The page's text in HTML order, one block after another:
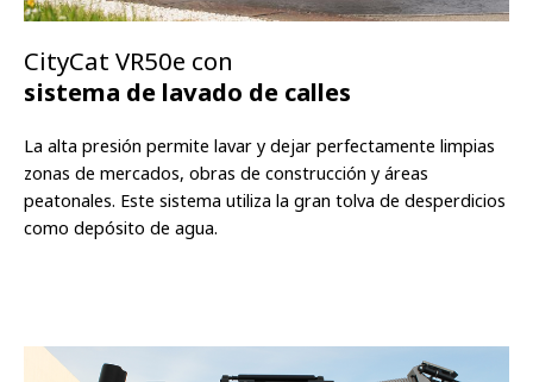
CityCat VR50e con
sistema de lavado de calles
La alta presión permite lavar y dejar perfectamente limpias
zonas de mercados, obras de construcción y áreas
peatonales. Este sistema utiliza la gran tolva de desperdicios
como depósito de agua.